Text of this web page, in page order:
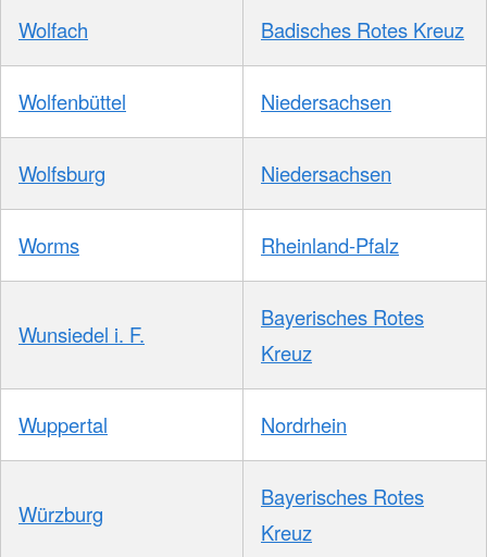
Wolfach Badisches Rotes Kreuz
Wolfenbüttel Niedersachsen
Wolfsburg Niedersachsen
Worms Rheinland-Pfalz
Wunsiedel i. F.
Bayerisches Rotes
Kreuz
Wuppertal Nordrhein
Würzburg
Bayerisches Rotes
Kreuz